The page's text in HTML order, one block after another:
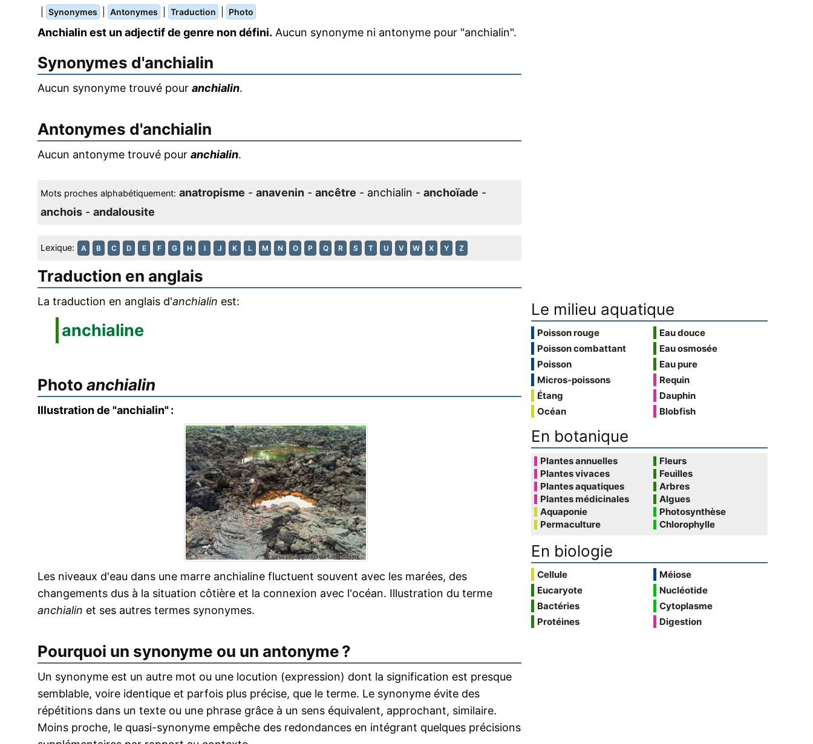
Synonymes Antonymes Traduction Photo
Anchialin est un adjectif de genre non défini. Aucun synonyme ni antonyme pour "anchialin".
Synonymes d'anchialin
Aucun synonyme trouvé pour anchialin.
Antonymes d'anchialin
Aucun antonyme trouvé pour anchialin.
Mots proches alphabétiquement: anatropisme - anavenin - ancêtre - anchialin - anchoïade -
anchois - andalousite
Lexique: A B C D E F G H I J K L M N O P Q R S T U V W X Y Z
Traduction en anglais
La traduction en anglais d'anchialin est:
anchialine
Photo anchialin
Illustration de "anchialin" :
Les niveaux d'eau dans une marre anchialine fluctuent souvent avec les marées, des
changements dus à la situation côtière et la connexion avec l'océan. Illustration du terme
anchialin et ses autres termes synonymes.
Pourquoi un synonyme ou un antonyme ?
Un synonyme est un autre mot ou une locution (expression) dont la signification est presque
semblable, voire identique et parfois plus précise, que le terme. Le synonyme évite des
répétitions dans un texte ou une phrase grâce à un sens équivalent, approchant, similaire.
Moins proche, le quasi-synonyme empêche des redondances en intégrant quelques précisions
Le milieu aquatique
Poisson rouge
Poisson combattant
Poisson
Micros-poissons
Étang
Océan
Eau douce
Eau osmosée
Eau pure
Requin
Dauphin
Blobfish
En botanique
Plantes annuelles
Plantes vivaces
Plantes aquatiques
Plantes médicinales
Aquaponie
Permaculture
Fleurs
Feuilles
Arbres
Algues
Photosynthèse
Chlorophylle
En biologie
Cellule
Eucaryote
Bactéries
Protéines
Méiose
Nucléotide
Cytoplasme
Digestion